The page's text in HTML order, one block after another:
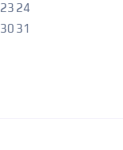
23 24
30 31